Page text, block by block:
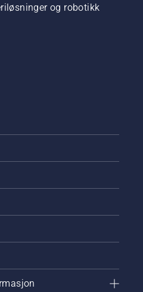
og robotikk